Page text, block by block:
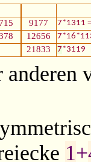
9177
7*1311
12656
21833 7*3119
anderen
1+